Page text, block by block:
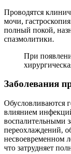
Проводятся
мочи,
полный покой,
спазмолитики.
При
Заболевания
Обусловливаются
влиянием
воспалительными
переохлаждений,
несвоевременном
что затрудняет